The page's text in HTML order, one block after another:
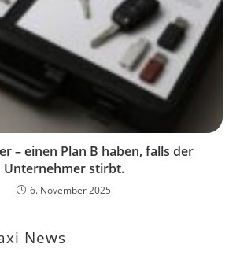
– einen Plan B haben, falls der
Unternehmer stirbt.
6. November 2025
News